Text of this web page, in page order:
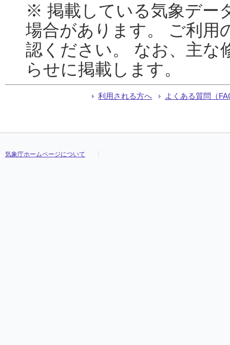
※ 掲載している気象デー
場合があります。 ご利用
認ください。 なお、主な
らせに掲載します。
利用される方へ よくある質問（
気象庁ホームページについて